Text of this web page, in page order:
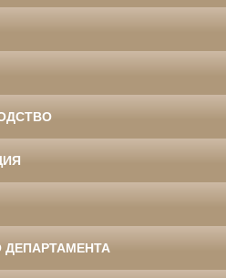
ДЕПАРТАМЕНТА